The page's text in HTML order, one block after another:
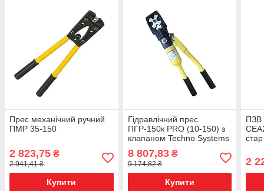
Прес механічний ручний
ПМР 35-150
2 823,75 ₴
2 941,41 ₴
Купити
Гідравлічний прес
ПГР-150к PRO (10-150) з
клапаном Techno Systems
8 807,83₴
9 174,82 ₴
Купити
ПЗВ
2